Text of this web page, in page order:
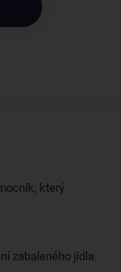
který
zabaleného jídla.